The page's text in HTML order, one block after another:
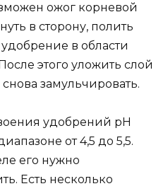
ожог корневой
в сторону, полить
в области
этого уложить слой
замульчировать.
удобрений pH
от 4,5 до 5,5.
его нужно
Есть несколько